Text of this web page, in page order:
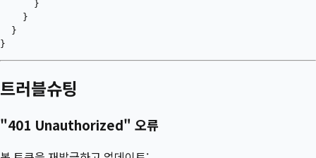
      }
    }
  }
트러블슈팅
"401 Unauthorized" 오류